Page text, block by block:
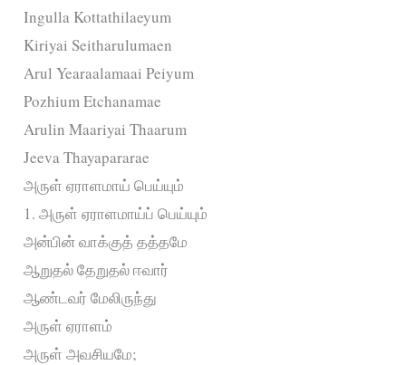
Ingulla Kottathilaeyum
Kiriyai Seitharulumaen
Arul Yearaalamaai Peiyum
Pozhium Etchanamae
Arulin Maariyai Thaarum
Jeeva Thayapararae
அருள் ஏராளமாய் பெய்யும்
1. அருள் ஏராளமாய்ப் பெய்யும்
அன்பின் வாக்குத் தத்தமே
ஆறுதல் தேறுதல் ஈவார்
ஆண்டவர் மேலிருந்து
அருள் ஏராளம்
அருள் அவசியமே;